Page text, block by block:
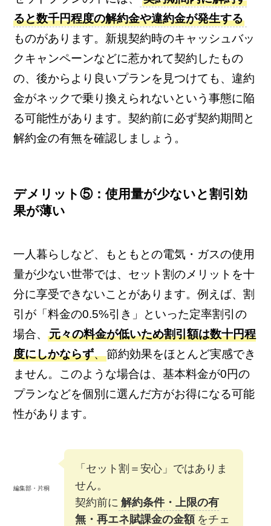
ると数千円程度の解約金や違約金が発生する
ものがあります。新規契約時のキャッシュバッ
クキャンペーンなどに惹かれて契約したもの
の、後からより良いプランを見つけても、違約
金がネックで乗り換えられないという事態に陥
る可能性があります。契約前に必ず契約期間と
解約金の有無を確認しましょう。
デメリット⑤：使用量が少ないと割引効
果が薄い
一人暮らしなど、もともとの電気・ガスの使用
量が少ない世帯では、セット割のメリットを十
分に享受できないことがあります。例えば、割
引が「料金の0.5%引き」といった定率割引の
場合、元々の料金が低いため割引額は数十円程
度にしかならず、節約効果をほとんど実感でき
ません。このような場合は、基本料金が0円の
プランなどを個別に選んだ方がお得になる可能
性があります。
編集部・片桐
「セット割＝安心」ではありま
せん。
契約前に 解約条件・上限の有
無・再エネ賦課金の金額 をチェ